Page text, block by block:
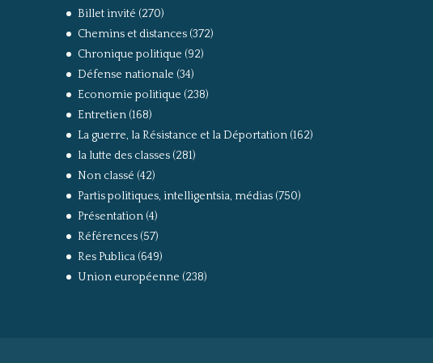
Billet invité (270)
Chemins et distances(372)
Chronique politique (92)
Défense nationale (34)
Economie politique (238)
Entretien(168)
La guerre, la Résistance et la Déportation(162)
la lutte des classes(281)
Non classé (42)
Partis politiques, intelligentsia, médias(750)
Présentation(4)
Références(57)
Res Publica(649)
Union européenne (238)